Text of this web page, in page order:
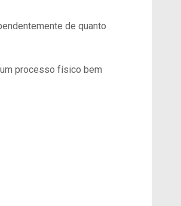
de quanto
processo físico bem